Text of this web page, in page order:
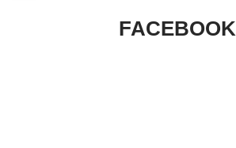
FACEBOOK